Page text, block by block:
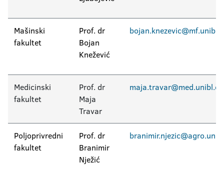
Mašinski
fakultet
Prof. dr
Bojan
Knežević
Medicinski
fakultet
Prof. dr
Maja
Travar
Poljoprivredni
fakultet
Prof. dr
Branimir
Nježić